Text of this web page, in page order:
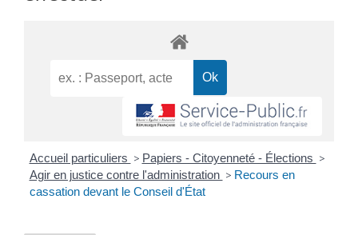
Accueil particuliers > Papiers - Citoyenneté - Élections >
Agir en justice contre l'administration > Recours en
cassation devant le Conseil d'État